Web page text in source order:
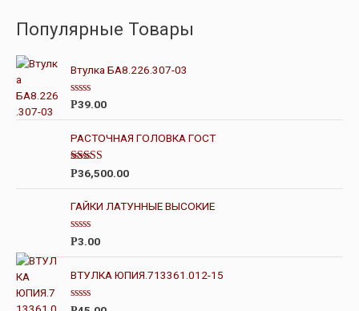
Популярные Товары
Втулка БА8.226.307-03
О
е
н
к
а
и
з
Р39.00
РАСТОЧНАЯ ГОЛОВКА ГОСТ
Оценка
4.00из 5
Р36,500.00
ГАЙКИ ЛАТУННЫЕ ВЫСОКИЕ
О
е
н
к
а
Р3.00
ВТУЛКА ЮПИЯ.713361.012-15
О